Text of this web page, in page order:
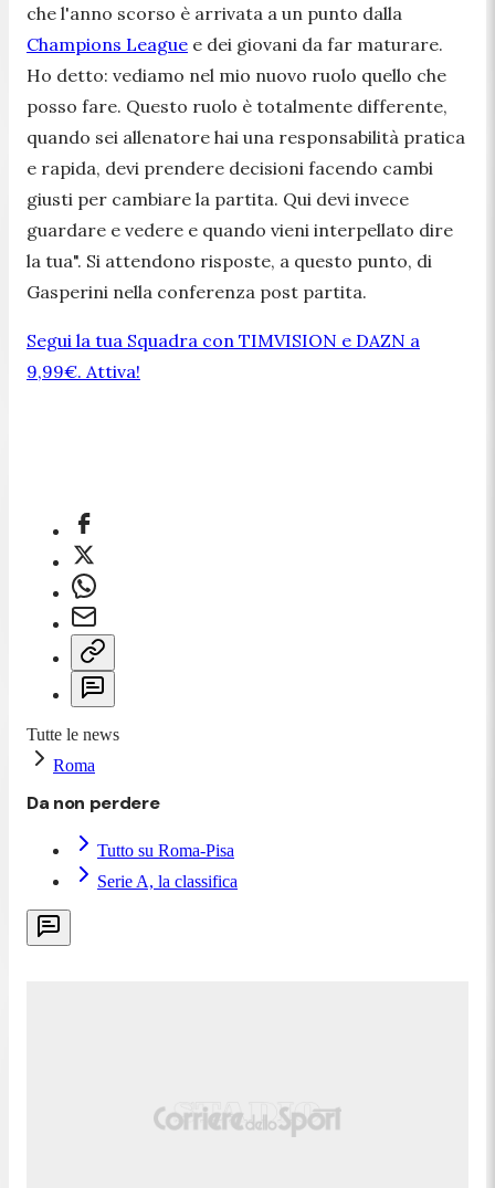
che l'anno scorso è arrivata a un punto dalla
Champions League e dei giovani da far maturare.
Ho detto: vediamo nel mio nuovo ruolo quello che
posso fare. Questo ruolo è totalmente differente,
quando sei allenatore hai una responsabilità pratica
e rapida, devi prendere decisioni facendo cambi
giusti per cambiare la partita. Qui devi invece
guardare e vedere e quando vieni interpellato dire
la tua". Si attendono risposte, a questo punto, di
Gasperini nella conferenza post partita.
Segui la tua Squadra con TIMVISION e DAZN a
9,99€. Attiva!
Tutte le news
Roma
Da non perdere
Tutto su Roma-Pisa
Serie A, la classifica